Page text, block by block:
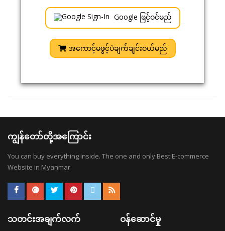
Google ဖြင့်ဝင်မည်
အကောင့်မဖွင့်ပဲချက်ချင်းဝယ်မည်
ကျွန်တော်တို့အကြောင်း
You can buy everything inside. The one and only Best E-commerce
Website in Myanmar
သတင်းအချက်လက် ဝန်ဆောင်မှု